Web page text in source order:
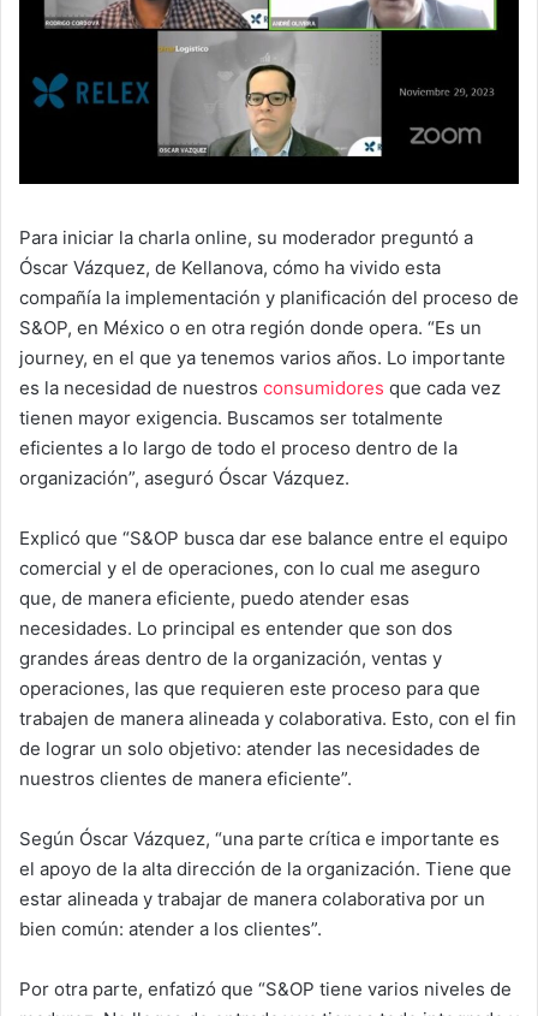
Para iniciar la charla online, su moderador preguntó a
Óscar Vázquez, de Kellanova, cómo ha vivido esta
compañía la implementación y planificación del proceso de
S&OP, en México o en otra región donde opera. “Es un
journey, en el que ya tenemos varios años. Lo importante
es la necesidad de nuestros consumidores que cada vez
tienen mayor exigencia. Buscamos ser totalmente
eficientes a lo largo de todo el proceso dentro de la
organización”, aseguró Óscar Vázquez.
Explicó que “S&OP busca dar ese balance entre el equipo
comercial y el de operaciones, con lo cual me aseguro
que, de manera eficiente, puedo atender esas
necesidades. Lo principal es entender que son dos
grandes áreas dentro de la organización, ventas y
operaciones, las que requieren este proceso para que
trabajen de manera alineada y colaborativa. Esto, con el fin
de lograr un solo objetivo: atender las necesidades de
nuestros clientes de manera eficiente”.
Según Óscar Vázquez, “una parte crítica e importante es
el apoyo de la alta dirección de la organización. Tiene que
estar alineada y trabajar de manera colaborativa por un
bien común: atender a los clientes”.
Por otra parte, enfatizó que “S&OP tiene varios niveles de